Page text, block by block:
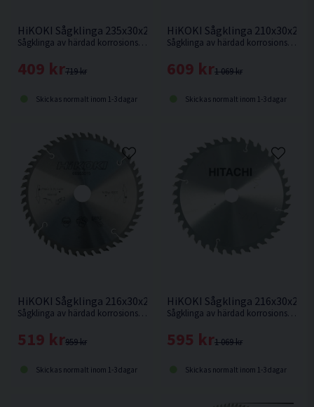
HiKOKI Sågklinga 235x30x2,1mm 20T
Sågklinga av härdad korrosionsbeständigt stål för kapning i hårt och mjukt trä.
719 kr
409 kr
Skickas normalt inom 1-3 dagar
HiKOKI Sågklinga
Sågklinga av härdad korrosionsbeständigt stål för sågning i hårt och mjukt trä.
1 069 kr
609 kr
Skickas normalt inom 1-3 dagar
HiKOKI Sågklinga 216x30x2,3mm 48T
Sågklinga av härdad korrosionsbeständigt stål för mycket fin sågning i hårt och mjukt trä.
959 kr
519 kr
Skickas normalt inom 1-3 dagar
HiKOKI Sågklinga
Sågklinga av härdad korrosionsbeständigt stål för mycket fin sågning i hårt och mjukt trä.
1 069 kr
595 kr
Skickas normalt inom 1-3 dagar